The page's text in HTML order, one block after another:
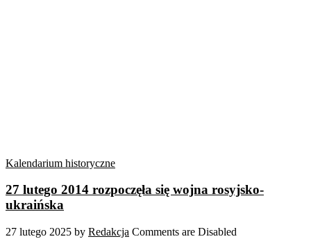
Kalendarium historyczne
27 lutego 2014 rozpoczęła się wojna rosyjsko-
ukraińska
27 lutego 2025 by Redakcja Comments are Disabled